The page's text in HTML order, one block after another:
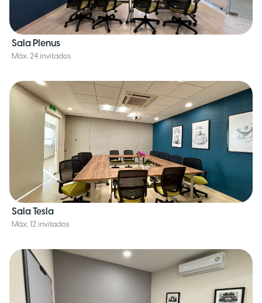
Sala Plenus
Máx. 24 invitados
Sala Tesla
Máx. 12 invitados